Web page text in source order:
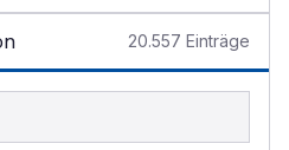
20.557 Einträge